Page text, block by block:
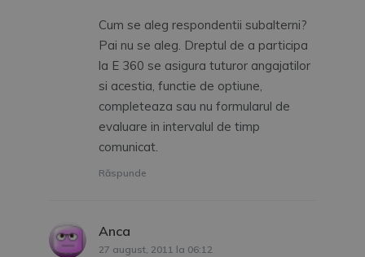
Cum se aleg respondentii subalterni?
Pai nu se aleg. Dreptul de a participa
la E 360 se asigura tuturor angajatilor
si acestia, functie de optiune,
completeaza sau nu formularul de
evaluare in intervalul de timp
comunicat.
Răspunde
Anca
27 august, 2011 la 06:12